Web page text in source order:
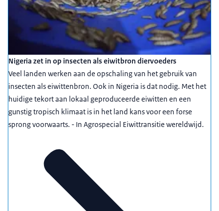
Nigeria zet in op insecten als eiwitbron diervoeders
Veel landen werken aan de opschaling van het gebruik van
insecten als eiwittenbron. Ook in Nigeria is dat nodig. Met het
huidige tekort aan lokaal geproduceerde eiwitten en een
gunstig tropisch klimaat is in het land kans voor een forse
sprong voorwaarts. - In Agrospecial Eiwittransitie wereldwijd.